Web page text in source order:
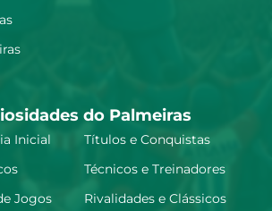
do Palmeiras
Inicial
Títulos e Conquistas
Técnicos e Treinadores
Jogos
Rivalidades e Clássicos